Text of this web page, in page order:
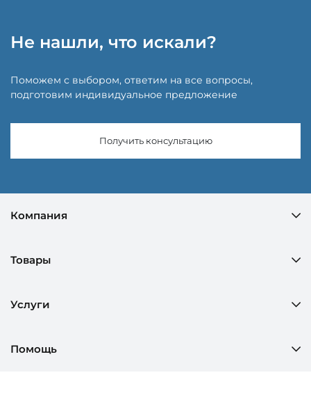
Не нашли, что искали?
Поможем с выбором, ответим на все вопросы,
подготовим индивидуальное предложение
Получить консультацию
Компания
Товары
Услуги
Помощь